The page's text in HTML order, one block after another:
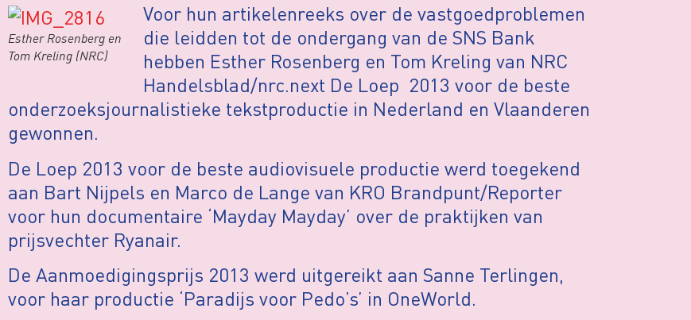
Esther Rosenberg en
Tom Kreling (NRC)
Voor hun artikelenreeks over de vastgoedproblemen
die leidden tot de ondergang van de SNS Bank
hebben Esther Rosenberg en Tom Kreling van NRC
Handelsblad/nrc.next De Loep 2013 voor de beste
onderzoeksjournalistieke tekstproductie in Nederland en Vlaanderen
gewonnen.
De Loep 2013 voor de beste audiovisuele productie werd toegekend
aan Bart Nijpels en Marco de Lange van KRO Brandpunt/Reporter
voor hun documentaire ‘Mayday Mayday’ over de praktijken van
prijsvechter Ryanair.
De Aanmoedigingsprijs 2013 werd uitgereikt aan Sanne Terlingen,
voor haar productie ‘Paradijs voor Pedo’s’ in OneWorld.